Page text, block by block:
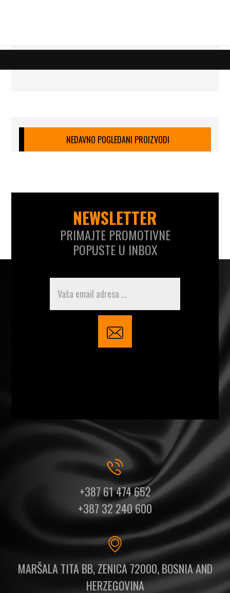
NEDAVNO POGLEDANI PROIZVODI
NEWSLETTER
PRIMAJTE PROMOTIVNE
POPUSTE U INBOX
+387 61 474 652
+387 32 240 600
MARŠALA TITA BB, ZENICA 72000, BOSNIA AND
HERZEGOVINA